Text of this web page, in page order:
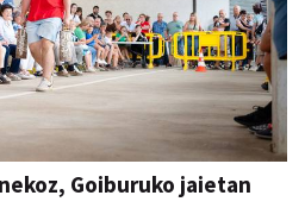
Goiburuko jaietan